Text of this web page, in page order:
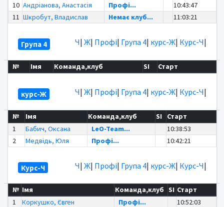
10 Андріанова, Анастасія Профі...
10:43:47
11 Шкробут, Владислав Немає клуб... 11:03:21
Група 4 Ч| Ж| Профі| Група 4| курс-Ж| Курс-Ч|
№ Імя Команда,клуб SI Старт
курс-Ж Ч| Ж| Профі| Група 4| курс-Ж| Курс-Ч|
№ Імя Команда,клуб SI
Старт
1
Бабич, Оксана LeO-Team...
10:38:53
2
Медвідь, Юля Профі... 10:42:21
Курс-Ч Ч| Ж| Профі| Група 4| курс-Ж| Курс-Ч|
№ Імя Команда,клуб SI Старт
1
Коркушко, Євген Профі... 10:52:03